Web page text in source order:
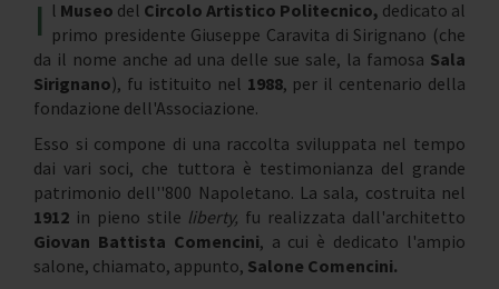
I l Museo del Circolo Artistico Politecnico, dedicato al
primo presidente Giuseppe Caravita di Sirignano (che
da il nome anche ad una delle sue sale, la famosa Sala
Sirignano), fu istituito nel 1988, per il centenario della
fondazione dell'Associazione.
Esso si compone di una raccolta sviluppata nel tempo
dai vari soci, che tuttora è testimonianza del grande
patrimonio dell''800 Napoletano. La sala, costruita nel
1912 in pieno stile liberty, fu realizzata dall'architetto
Giovan Battista Comencini, a cui è dedicato l'ampio
salone, chiamato, appunto, Salone Comencini.